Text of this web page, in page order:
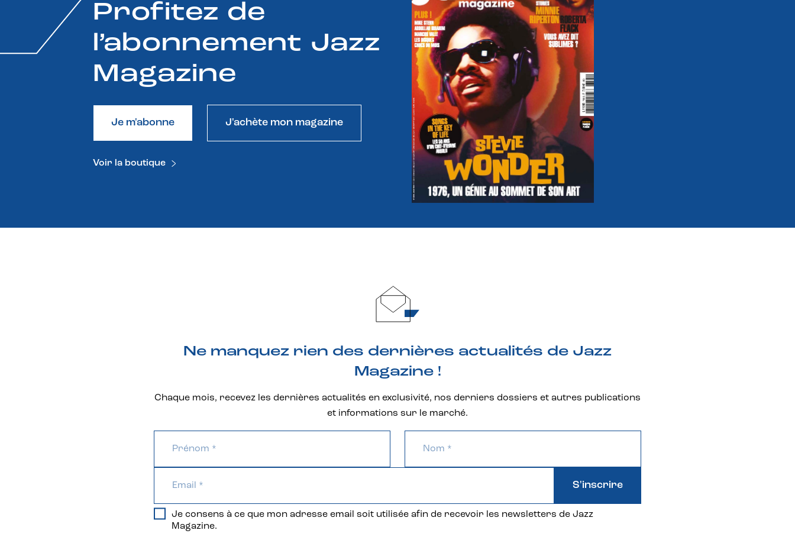
Profitez de
l’abonnement Jazz
Magazine
Je m'abonne J'achète mon magazine
Voir la boutique
Ne manquez rien des dernières actualités de Jazz
Magazine !
Chaque mois, recevez les dernières actualités en exclusivité, nos derniers dossiers et autres publications
et informations sur le marché.
Je consens à ce que mon adresse email soit utilisée afin de recevoir les newsletters de Jazz
Magazine.
S'inscrire